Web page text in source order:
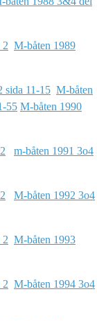
2 M-båten 1989
sida 11-15 M-båten
55 M-båten 1990
m-båten 1991 3o4
M-båten 1992 3o4
2 M-båten 1993
2 M-båten 1994 3o4